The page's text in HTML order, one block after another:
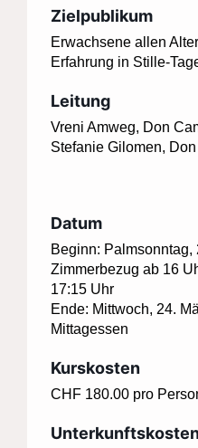
Zielpublikum
Erwachsene allen
Erfahrung in Stille-
Leitung
Vreni Amweg, Don
Stefanie Gilomen,
Datum
Beginn: Palmsonntag,
Zimmerbezug ab 16
17:15 Uhr
Ende: Mittwoch, 24.
Mittagessen
Kurskosten
CHF 180.00 pro